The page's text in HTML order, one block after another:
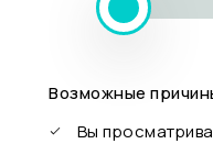
Возможные
Вы